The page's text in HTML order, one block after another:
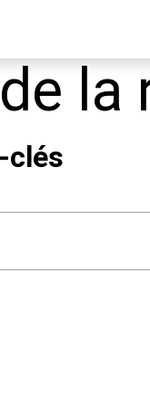
la
clés